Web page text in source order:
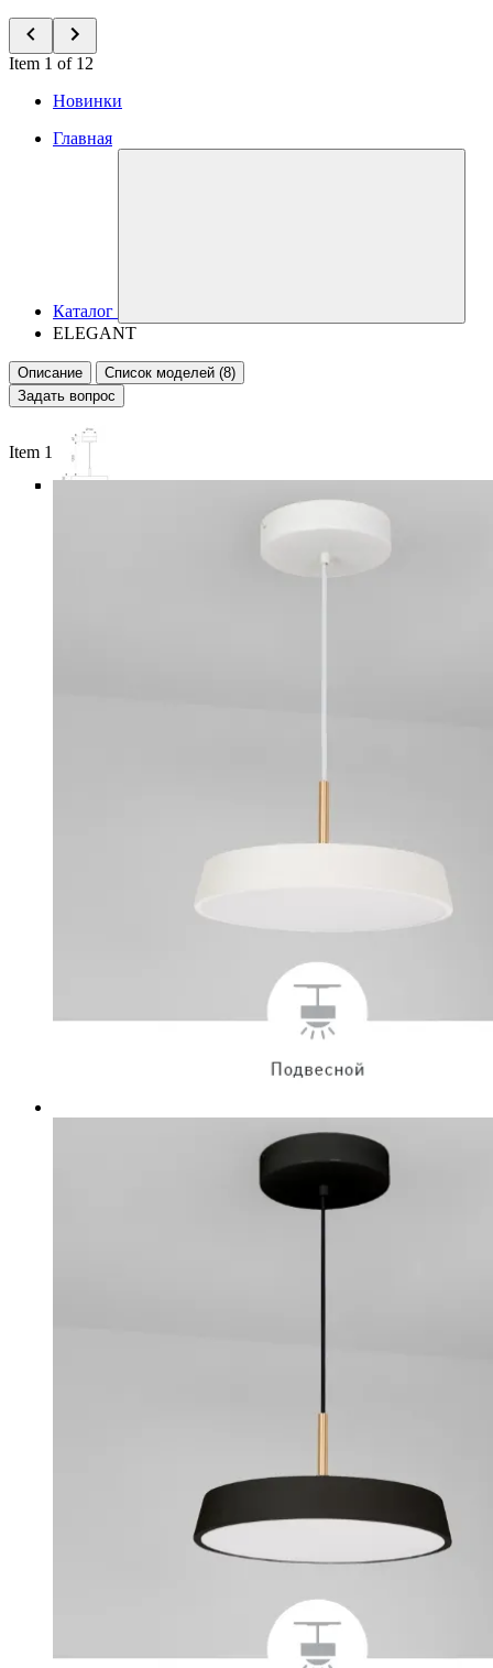
Item 1 of 12
Новинки
Главная
Каталог
ELEGANT
Описание
Список моделей (8)
Задать вопрос
Item 1 of 6